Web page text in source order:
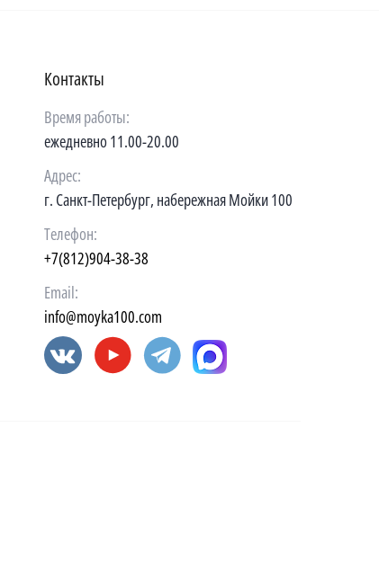
Контакты
Время работы:
ежедневно 11.00-20.00
Адрес:
г. Санкт-Петербург, набережная Мойки 100
Телефон:
+7(812)904-38-38
Email:
info@moyka100.com